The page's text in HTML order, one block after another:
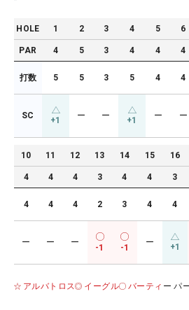
HOLE 1 2 3 4 5 6
PAR 4 5 3 4 4 4
打数 5 5 3 5 4 4
SC +1 ー ー +1 ー ー
10 11 12 13 14 15 16
4 4 4 3 4 4 3
4 4 4 2 3 4 4
ー ー ー
-1 -1
ー +1
アルバトロス イーグル バーティ ー パ